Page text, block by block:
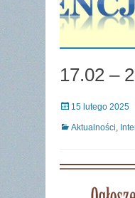
17.02 –
Posted
15 lutego 2025
Categories
Aktualności